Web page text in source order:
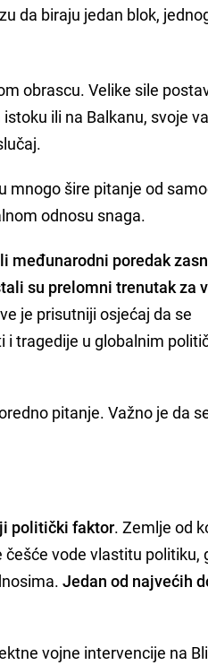
da biraju jedan blok,
obrascu. Velike sile
ili na Balkanu, svoje
mnogo šire pitanje od
odnosu snaga.
međunarodni poredak
su prelomni trenutak za
je prisutniji osjećaj da se
i tragedije u globalnim
pitanje. Važno je da
politički faktor. Zemlje od
vode vlastitu politiku,
Jedan od najvećih
vojne intervencije na